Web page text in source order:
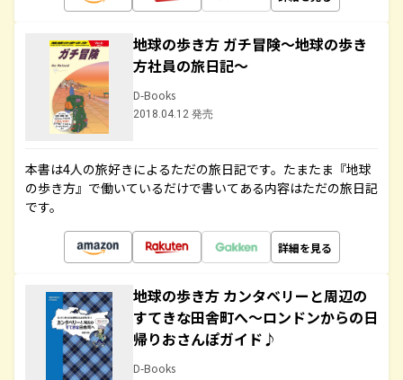
地球の歩き方 ガチ冒険～地球の歩き
方社員の旅日記～
D-Books
2018.04.12 発売
本書は4人の旅好きによるただの旅日記です。たまたま『地球
の歩き方』で働いているだけで書いてある内容はただの旅日記
です。
詳細を見る
地球の歩き方 カンタベリーと周辺の
すてきな田舎町へ～ロンドンからの日
帰りおさんぽガイド♪
D-Books